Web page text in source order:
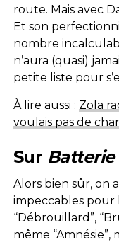
route. Mais avec
Et son
nombre
n’aura (quasi)
petite liste pour
À lire aussi : Zola
voulais pas de
Sur
Alors bien sûr, on
impeccables pour
“Débrouillard”,
même “Amnésie”,